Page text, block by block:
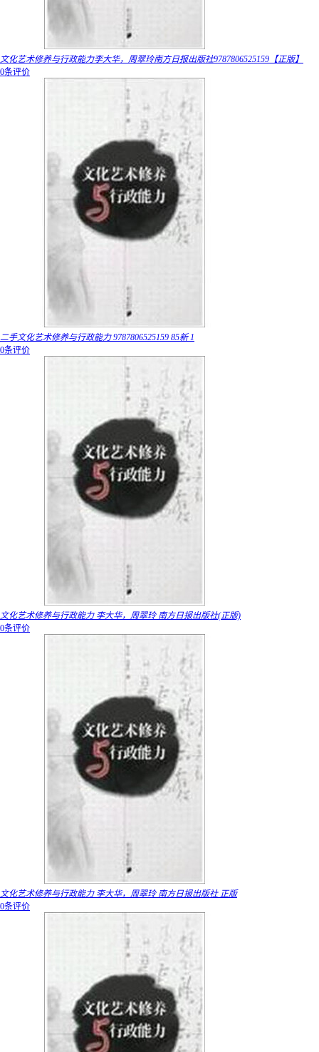
文化艺术修养与行政能力李大华，周翠玲南方日报出版社9787806525159【正版】
0条评价
二手文化艺术修养与行政能力 9787806525159 85新 1
0条评价
文化艺术修养与行政能力 李大华，周翠玲 南方日报出版社(正版)
0条评价
文化艺术修养与行政能力 李大华，周翠玲 南方日报出版社 正版
0条评价